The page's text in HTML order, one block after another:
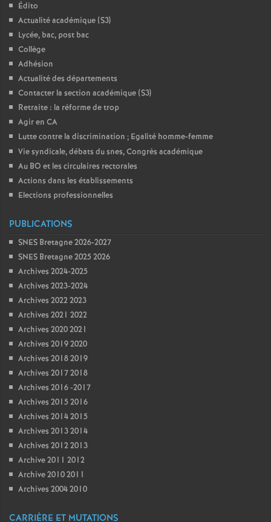
Édito
Actualité académique (S3)
Lycée, bac, post bac
Collège
Adhésion
Actualité des départements
Contacter la section académique (S3)
Retraite : la réforme de trop
Agir en CA
Lutte contre la discrimination ; Egalité homme-femme
Vie syndicale, débats du snes, Congrès académique
Au BO et les circulaires rectorales
Actions dans les établissements
Elections professionnelles
PUBLICATIONS
SNES Bretagne 2026-2027
SNES Bretagne 2025 2026
Archives 2024-2025
Archives 2023-2024
Archives 2022 2023
Archives 2021 2022
Archives 2020 2021
Archives 2019 2020
Archives 2018 2019
Archives 2017 2018
Archives 2016 -2017
Archives 2015 2016
Archives 2014 2015
Archives 2013 2014
Archives 2012 2013
Archive 2011 2012
Archive 2010 2011
Archives 2004 2010
CARRIÈRE ET MUTATIONS